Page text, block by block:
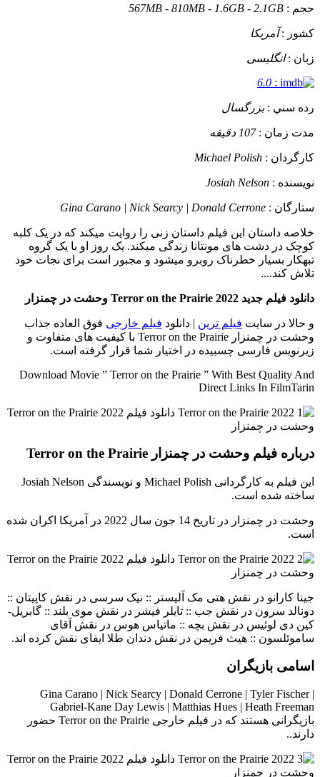
حجم : 567MB - 810MB - 1.6GB - 2.1GB
کشور :آمریکا
زبان :انگلیسی
:
6.0
رده سني :بزرگسال
مدت زمان :107 دقیقه
کارگردان : Michael Polish
نويسنده : Josiah Nelson
ستارگان : Gina Carano | Nick Searcy | Donald Cerrone
خلاصه داستان این فیلم داستان زنی را روایت میکند که در یک کلبه
کوچک در دشت های مونتانا زندگی میکند. یک روز او با یک گروه
تبهکار بسیار خطرناک روبرو میشود و مجبور است برای نجات خود
تلاش کند....
دانلود فیلم جدید Terror on the Prairie 2022 وحشت در چمنزار
و حالا در سایت فیلم ترین | دانلود فیلم خارجی فوق العاده جذاب
وحشت در چمنزار Terror on the Prairie با کیفیت های متفاوت و
زیرنویس فارسی چسبیده در اختیار شما قرار گرفته است.
Download Movie ” Terror on the Prairie ” With Best Quality And
Direct Links In FilmTarin
درباره فیلم وحشت در چمنزار Terror on the Prairie
این فیلم به کارگردانی Michael Polish و نویسندگی Josiah Nelson
ساخته شده است.
وحشت در چمنزار در تاریخ 14 جون سال 2022 در آمریکا اکران شده
است.
جینا کارانو در نقش هتی مک آلیستر :: نیک سرسی در نقش کاپیتان ::
دونالد سرون در نقش جب :: تایلر فیشر در نقش موی بلند :: گابریل-
کین دی لوئیس در نقش بچه :: ماتیاس هوس در نقش آقای
ساموئلسون :: هیث فریمن در نقش دندان طلا ایفای نقش کرده اند.
اسامی بازیگران
Gina Carano | Nick Searcy | Donald Cerrone | Tyler Fischer |
Gabriel-Kane Day Lewis | Matthias Hues | Heath Freeman
بازیگرانی هستند که در فیلم خارجی Terror on the Prairie حضور
دارند..